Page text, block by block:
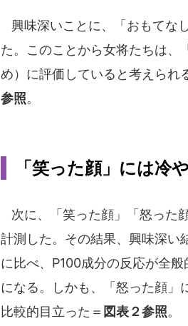
興味深いことに、「おもてな
た。このことから女将たちは、
め）に評価していると考えられ
参照。
「笑った顔」には冷
次に、「笑った顔」「怒った
計測した。その結果、興味深い
に比べ、P100成分の反応が全
になる。しかも、「怒った顔」
比較的目立った＝ 図表２参照。